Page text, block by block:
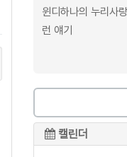
윈디하나의 누리사
런 얘기
캘린더